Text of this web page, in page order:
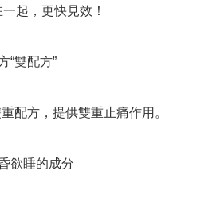
起，更快見效！
“雙配方”
配方，提供雙重止痛作用。
欲睡的成分